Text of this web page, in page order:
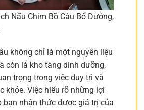
Nấu Chim Bồ Câu Bổ Dưỡng,
không chỉ là một nguyên liệu
còn là kho tàng dinh dưỡng,
trọng trong việc duy trì và
khỏe. Việc hiểu rõ những lợi
bạn nhận thức được giá trị của